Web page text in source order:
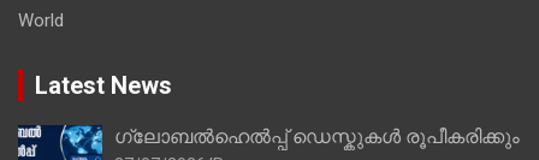
World
Latest News
ഗ്ലോബൽഹെൽപ്പ് ഡെസ്കുകൾ രൂപീകരിക്കും